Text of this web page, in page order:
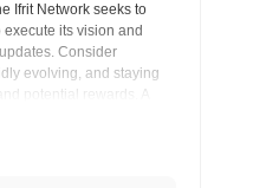
Ifrit Network seeks to
its vision and
Consider
evolving, and staying
potential rewards. A
making any firm